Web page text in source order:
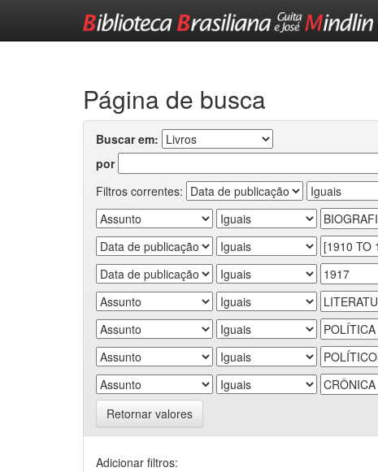
Página de busca
Buscar em:
por
Filtros correntes:
Retornar valores
Adicionar filtros: